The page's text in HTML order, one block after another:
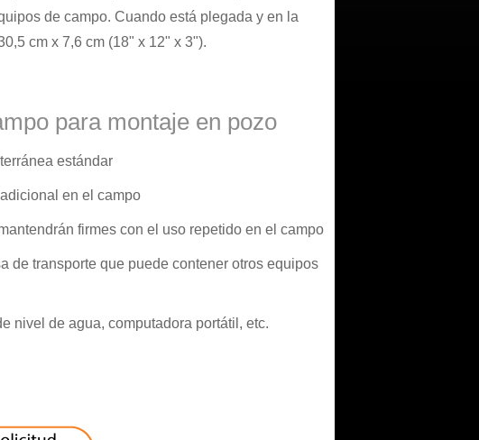
de campo. Cuando está plegada y en la
cm x 7,6 cm (18" x 12" x 3").
para montaje en pozo
estándar
en el campo
firmes con el uso repetido en el campo
de transporte que puede contener otros equipos
nivel de agua, computadora portátil, etc.